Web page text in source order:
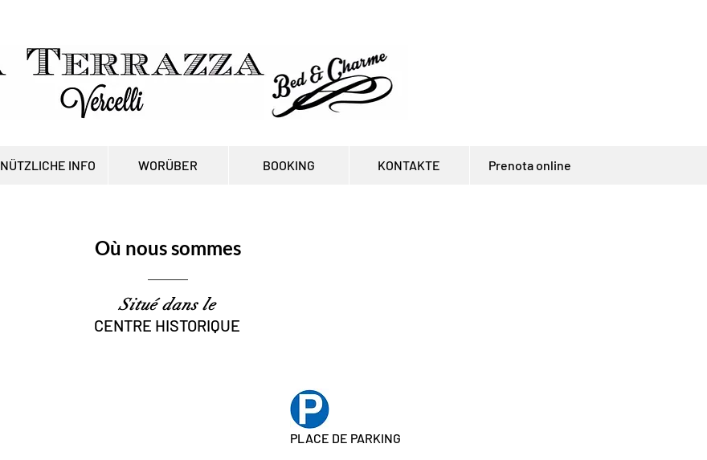
Où nous sommes
Situé dans le
CENTRE HISTORIQUE
PLACE DE PARKING
NÜTZLICHE INFO WORÜBER BOOKING KONTAKTE Prenota online